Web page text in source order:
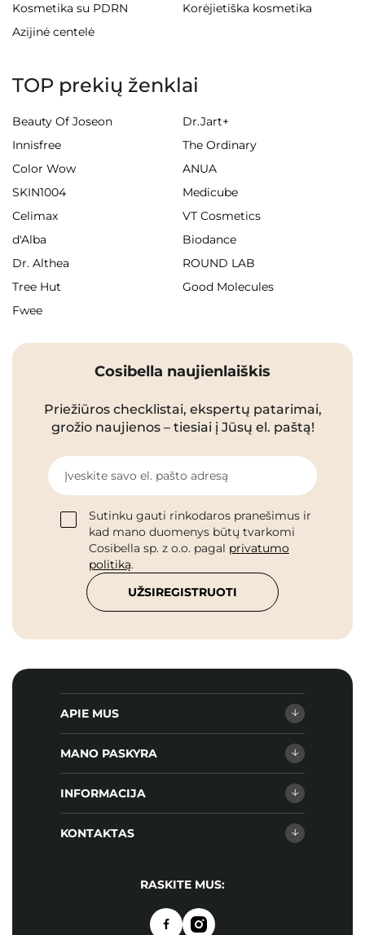
Kosmetika su PDRN
Korėjietiška kosmetika
Azijinė centelė
TOP prekių ženklai
Beauty Of Joseon
Dr.Jart+
Innisfree
The Ordinary
Color Wow
ANUA
SKIN1004
Medicube
Celimax
VT Cosmetics
d'Alba
Biodance
Dr. Althea
ROUND LAB
Tree Hut
Good Molecules
Fwee
Cosibella naujienlaiškis
Priežiūros checklistai, ekspertų patarimai,
grožio naujienos – tiesiai į Jūsų el. paštą!
Įveskite savo el. pašto adresą
Sutinku gauti rinkodaros pranešimus ir
kad mano duomenys būtų tvarkomi
Cosibella sp. z o.o. pagal privatumo
politiką.
UŽSIREGISTRUOTI
APIE MUS
MANO PASKYRA
INFORMACIJA
KONTAKTAS
RASKITE MUS: